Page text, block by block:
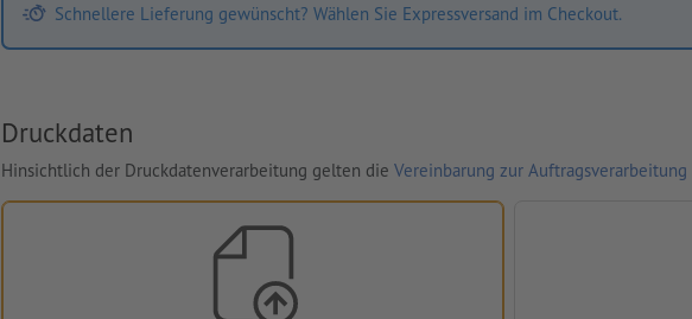
Schnellere Lieferung gewünscht? Wählen Sie Expressversand im Checkout.
Druckdaten
Hinsichtlich der Druckdatenverarbeitung gelten die Vereinbarung zur Auftragsverarbeitung